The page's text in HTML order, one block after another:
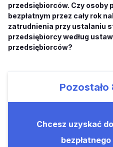
przedsiębiorców. Czy osoby
bezpłatnym przez cały rok
zatrudnienia przy ustalaniu
przedsiębiorcy według
przedsiębiorców?
Pozostało
Chcesz uzyskać